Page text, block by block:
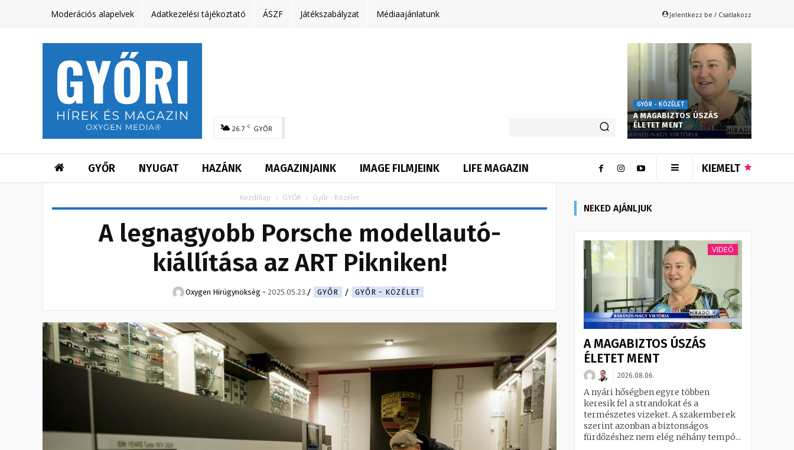
Moderációs alapelvek Adatkezelési tájékoztató ÁSZF Játékszabályzat Médiaajánlatunk Jelentkezz be / Csatlakozz
26.7 C GYŐR
GYŐR - KÖZÉLET
A MAGABIZTOS ÚSZÁS
ÉLETET MENT
GYŐR NYUGAT HAZÁNK MAGAZINJAINK IMAGE FILMJEINK LIFE MAGAZIN KIEMELT
Kezdőlap GYŐR Győr - Közélet
A legnagyobb Porsche modellautó-
kiállítása az ART Pikniken!
Oxygen Hirügynökség - 2025.05.23. GYŐR GYŐR - KÖZÉLET
NEKED AJÁNLJUK
VIDEÓ
A MAGABIZTOS ÚSZÁS
ÉLETET MENT
2026.08.06.
A nyári hőségben egyre többen
keresik fel a strandokat és a
természetes vizeket. A szakemberek
szerint azonban a biztonságos
fürdőzéshez nem elég néhány tempó...